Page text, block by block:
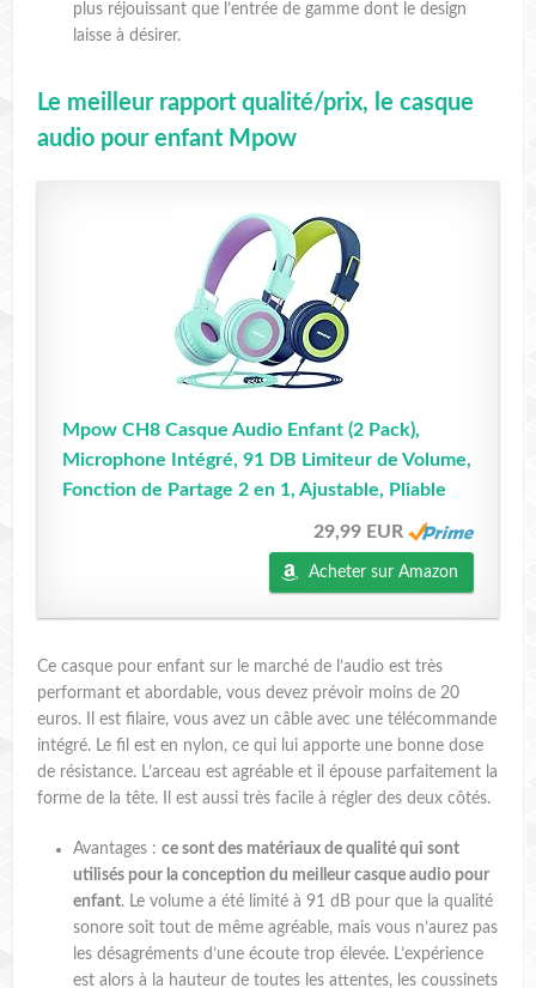
plus réjouissant que l’entrée de gamme dont le design
laisse à désirer.
Le meilleur rapport qualité/prix, le casque
audio pour enfant Mpow
Mpow CH8 Casque Audio Enfant (2 Pack),
Microphone Intégré, 91 DB Limiteur de Volume,
Fonction de Partage 2 en 1, Ajustable, Pliable
29,99 EUR
Acheter sur Amazon
Ce casque pour enfant sur le marché de l’audio est très
performant et abordable, vous devez prévoir moins de 20
euros. Il est filaire, vous avez un câble avec une télécommande
intégré. Le fil est en nylon, ce qui lui apporte une bonne dose
de résistance. L’arceau est agréable et il épouse parfaitement la
forme de la tête. Il est aussi très facile à régler des deux côtés.
Avantages :ce sont des matériaux de qualité qui sont
utilisés pour la conception du meilleur casque audio pour
enfant. Le volume a été limité à 91 dB pour que la qualité
sonore soit tout de même agréable, mais vous n’aurez pas
les désagréments d’une écoute trop élevée. L’expérience
est alors à la hauteur de toutes les attentes, les coussinets